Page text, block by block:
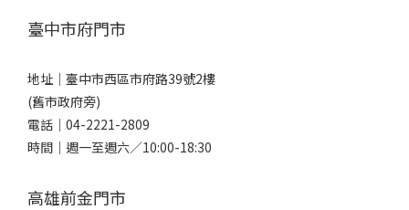
臺中市府門市
地址｜ 臺中市西區市府路39號2樓
(舊市政府旁)
電話｜ 04-2221-2809
時間｜週一至週六／10:00-18:30
高雄前金門市